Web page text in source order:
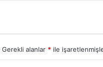
Gerekli alanlar * ile